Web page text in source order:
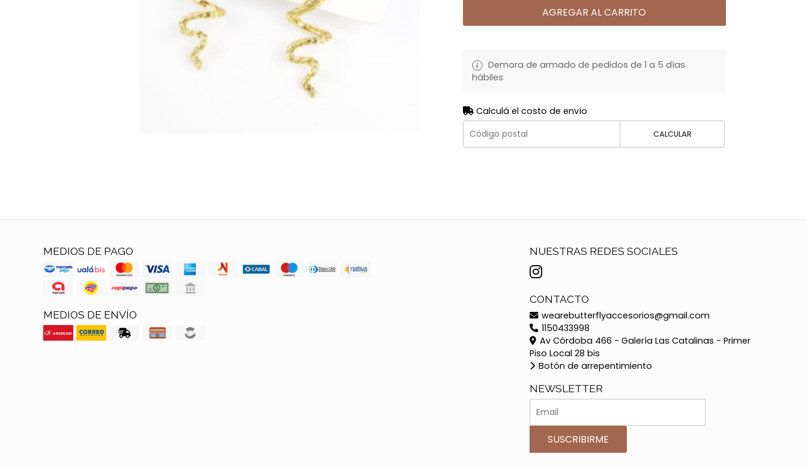
AGREGAR AL CARRITO
Demora de armado de pedidos de 1 a 5 días
hábiles
Calculá el costo de envío
CALCULAR
MEDIOS DE PAGO
MEDIOS DE ENVÍO
NUESTRAS REDES SOCIALES
CONTACTO
wearebutterflyaccesorios@gmail.com
1150433998
Av Córdoba 466 - Galería Las Catalinas - Primer
Piso Local 28 bis
Botón de arrepentimiento
NEWSLETTER
SUSCRIBIRME